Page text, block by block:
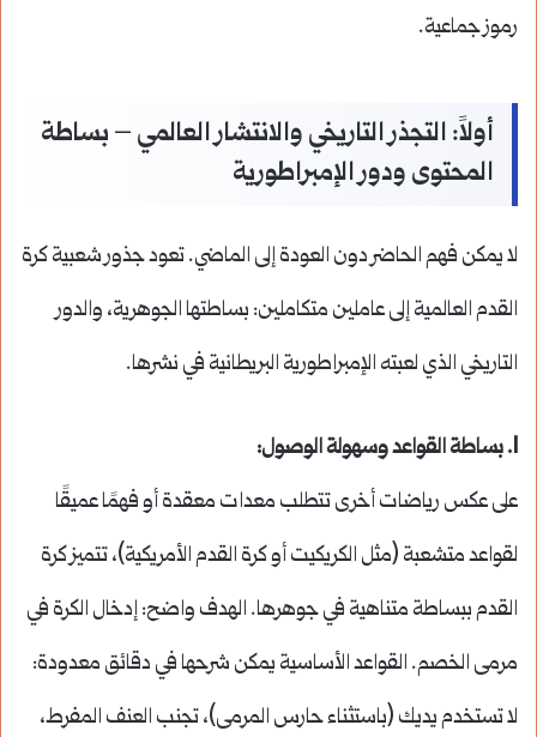
رموز جماعية.
أولاً: التجذر التاريخي والانتشار العالمي – بساطة
المحتوى ودور الإمبراطورية
لا يمكن فهم الحاضر دون العودة إلى الماضي. تعود جذور شعبية كرة
القدم العالمية إلى عاملين متكاملين: بساطتها الجوهرية، والدور
التاريخي الذي لعبته الإمبراطورية البريطانية في نشرها.
1. بساطة القواعد وسهولة الوصول:
على عكس رياضات أخرى تتطلب معدات معقدة أو فهمًا عميقًا
لقواعد متشعبة (مثل الكريكيت أو كرة القدم الأمريكية)، تتميز كرة
القدم ببساطة متناهية في جوهرها. الهدف واضح: إدخال الكرة في
مرمى الخصم. القواعد الأساسية يمكن شرحها في دقائق معدودة:
لا تستخدم يديك (باستثناء حارس المرمى)، تجنب العنف المفرط،